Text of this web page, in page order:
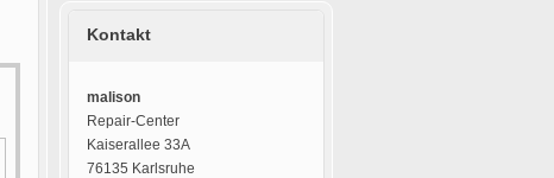
Kontakt
malison
Repair-Center
Kaiserallee 33A
76135 Karlsruhe